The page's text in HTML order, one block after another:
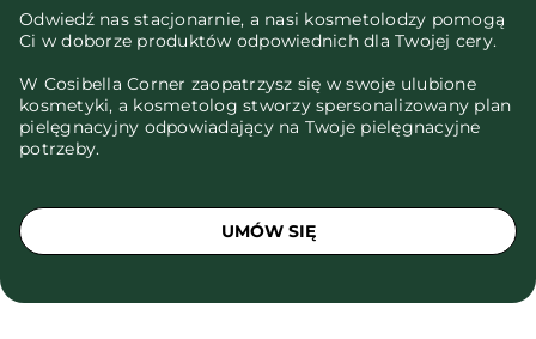
Odwiedź nas stacjonarnie, a nasi kosmetolodzy pomogą
Ci w doborze produktów odpowiednich dla Twojej cery.
W Cosibella Corner zaopatrzysz się w swoje ulubione
kosmetyki, a kosmetolog stworzy spersonalizowany plan
pielęgnacyjny odpowiadający na Twoje pielęgnacyjne
potrzeby.
UMÓW SIĘ